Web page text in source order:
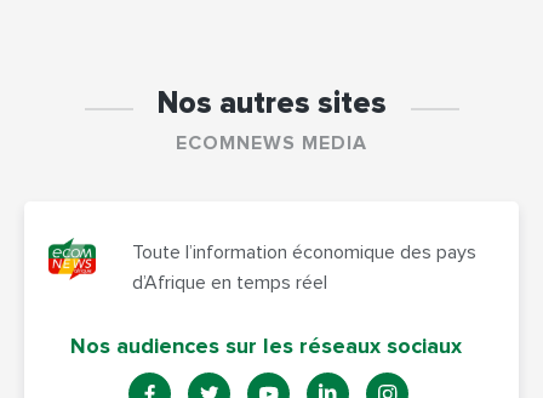
Nos autres sites
ECOMNEWS MEDIA
Toute l’information économique des pays
d’Afrique en temps réel
Nos audiences sur les réseaux sociaux